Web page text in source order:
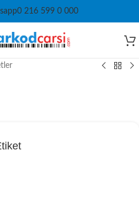
0 216 599 0 000